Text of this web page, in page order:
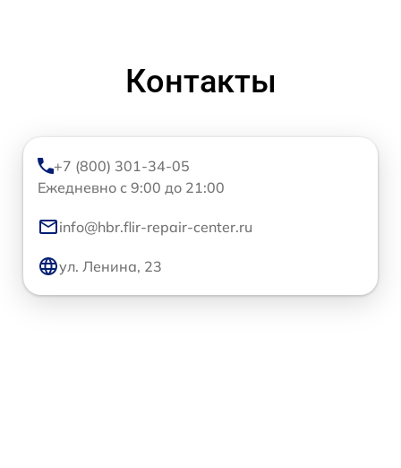
Контакты
+7 (800) 301-34-05
Ежедневно с 9:00 до 21:00
info@hbr.flir-repair-center.ru
ул. Ленина, 23